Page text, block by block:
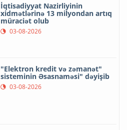
İqtisadiyyat Nazirliyinin
xidmətlərinə 13 milyondan artıq
müraciət olub
03-08-2026
"Elektron kredit və zəmanət"
sisteminin Əsasnaməsi" dəyişib
03-08-2026